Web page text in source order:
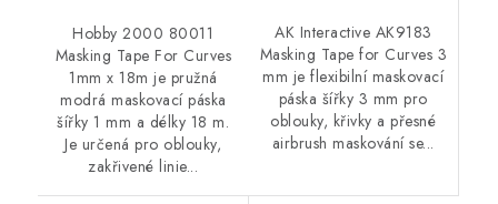
Hobby 2000 80011
Masking Tape For Curves
1mm x 18m je pružná
modrá maskovací páska
šířky 1 mm a délky 18 m.
Je určená pro oblouky,
zakřivené linie...
AK Interactive AK9183
Masking Tape for Curves 3
mm je flexibilní maskovací
páska šířky 3 mm pro
oblouky, křivky a přesné
airbrush maskování se...